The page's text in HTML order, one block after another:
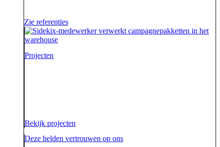
Zie referenties
Projecten
Bekijk projecten
Deze helden vertrouwen op ons